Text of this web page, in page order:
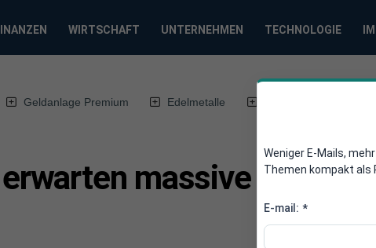
WIRTSCHAFT UNTERNEHMEN TECHNOLOGIE
Geldanlage Premium Edelmetalle
massive
Weniger E-Mails,
Themen kompakt als
E-mail: *